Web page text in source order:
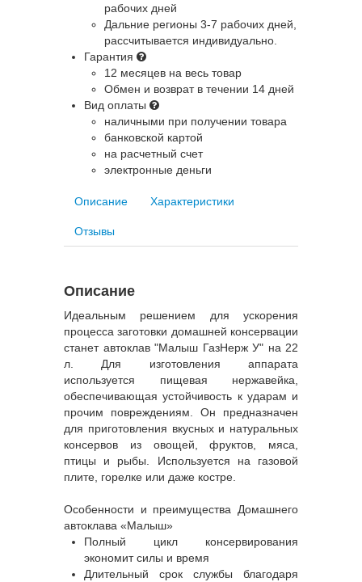
рабочих дней
Дальние регионы 3-7 рабочих дней,
рассчитывается индивидуально.
Гарантия
12 месяцев на весь товар
Обмен и возврат в течении 14 дней
Вид оплаты
наличными при получении товара
банковской картой
на расчетный счет
электронные деньги
Описание Характеристики
Отзывы
Описание
Идеальным решением для ускорения
процесса заготовки домашней консервации
станет автоклав "Малыш ГазНерж У" на 22
л. Для изготовления аппарата
используется пищевая нержавейка,
обеспечивающая устойчивость к ударам и
прочим повреждениям. Он предназначен
для приготовления вкусных и натуральных
консервов из овощей, фруктов, мяса,
птицы и рыбы. Используется на газовой
плите, горелке или даже костре.
Особенности и преимущества Домашнего
автоклава «Малыш»
Полный цикл консервирования
экономит силы и время
Длительный срок службы благодаря